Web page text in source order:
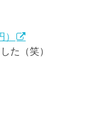
た（笑）